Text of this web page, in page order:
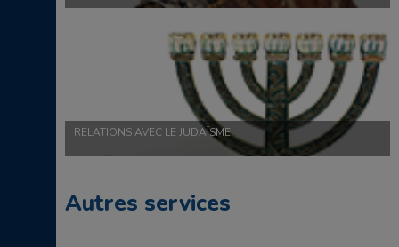
RELATIONS AVEC LE JUDAÏSME
Autres services